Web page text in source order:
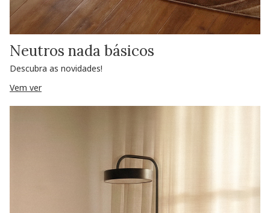
Neutros nada básicos
Descubra as novidades!
Vem ver